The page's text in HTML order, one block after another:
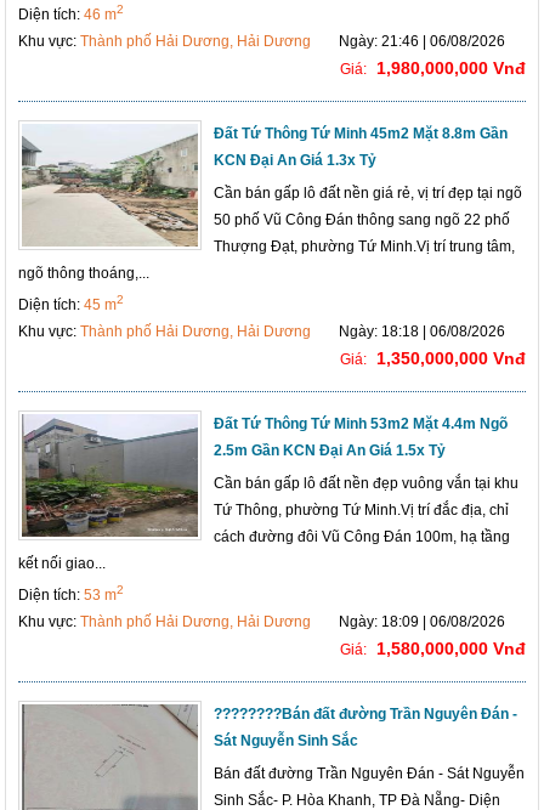
Diện tích:46 m2
Khu vực:Thành phố Hải Dương, Hải Dương
Ngày: 21:46 | 06/08/2026
Giá:
1,980,000,000 Vnđ
Đất Tứ Thông Tứ Minh 45m2 Mặt 8.8m Gần
KCN Đại An Giá 1.3x Tỷ
Cần bán gấp lô đất nền giá rẻ, vị trí đẹp tại ngõ
50 phố Vũ Công Đán thông sang ngõ 22 phố
Thượng Đạt, phường Tứ Minh.Vị trí trung tâm,
ngõ thông thoáng,...
Diện tích:45 m2
Khu vực:Thành phố Hải Dương, Hải Dương
Ngày: 18:18 | 06/08/2026
Giá:
1,350,000,000 Vnđ
Đất Tứ Thông Tứ Minh 53m2 Mặt 4.4m Ngõ
2.5m Gần KCN Đại An Giá 1.5x Tỷ
Cần bán gấp lô đất nền đẹp vuông vắn tại khu
Tứ Thông, phường Tứ Minh.Vị trí đắc địa, chỉ
cách đường đôi Vũ Công Đán 100m, hạ tầng
kết nối giao...
Diện tích:53 m2
Khu vực:Thành phố Hải Dương, Hải Dương
Ngày: 18:09 | 06/08/2026
Giá:
1,580,000,000 Vnđ
????????Bán đất đường Trần Nguyên Đán -
Sát Nguyễn Sinh Sắc
Bán đất đường Trần Nguyên Đán - Sát Nguyễn
Sinh Sắc- P. Hòa Khanh, TP Đà Nẵng- Diện